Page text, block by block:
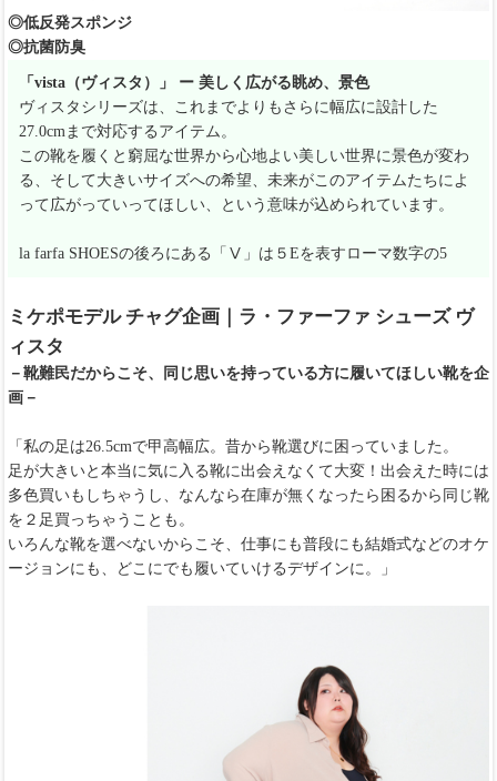
◎低反発スポンジ
◎抗菌防臭
「vista（ヴィスタ）」 ー 美しく広がる眺め、景色
ヴィスタシリーズは、これまでよりもさらに幅広に設計した
27.0cmまで対応するアイテム。
この靴を履くと窮屈な世界から心地よい美しい世界に景色が変わ
る、そして大きいサイズへの希望、未来がこのアイテムたちによ
って広がっていってほしい、という意味が込められています。
la farfa SHOESの後ろにある「Ⅴ」は５Eを表すローマ数字の5
ミケポモデル チャグ企画｜ラ・ファーファ シューズ ヴ
ィスタ
－靴難民だからこそ、同じ思いを持っている方に履いてほしい靴を企
画－
「私の足は26.5cmで甲高幅広。昔から靴選びに困っていました。
足が大きいと本当に気に入る靴に出会えなくて大変！出会えた時には
多色買いもしちゃうし、なんなら在庫が無くなったら困るから同じ靴
を２足買っちゃうことも。
いろんな靴を選べないからこそ、仕事にも普段にも結婚式などのオケ
ージョンにも、どこにでも履いていけるデザインに。」